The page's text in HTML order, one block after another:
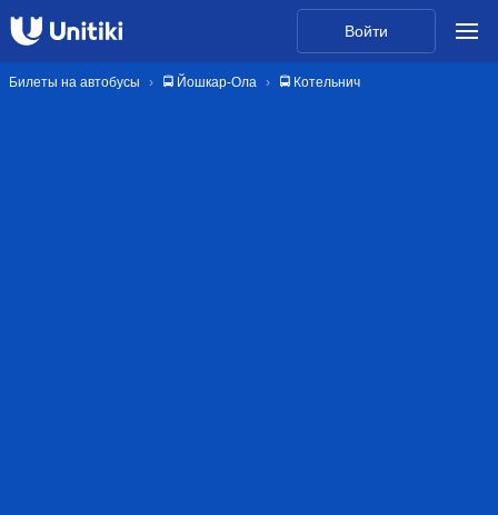
Войти
Билеты на автобусы 🚍 Йошкар-Ола 🚍 Котельнич